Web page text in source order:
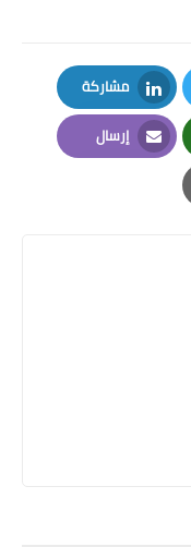
مشاركة
LinkedIn
إرسال
Email